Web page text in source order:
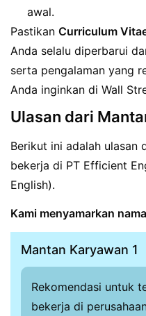
awal.
Pastikan Curriculum
Anda selalu diperbarui
serta pengalaman yang
Anda inginkan di Wall
Ulasan dari
Berikut ini adalah ulasan
bekerja di PT Efficient
English).
Kami menyamarkan
Mantan Karyawan 1
Rekomendasi untuk
bekerja di